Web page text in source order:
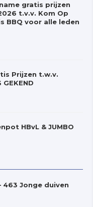
gratis prijzen
t.v.v. Kom Op
BBQ voor alle leden
Prijzen t.w.v.
HBvL & JUMBO
463 Jonge duiven